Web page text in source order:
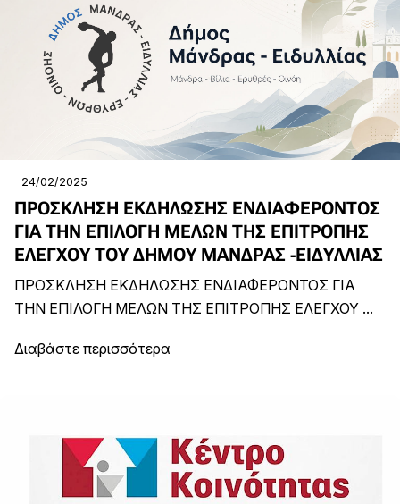
24/02/2025
ΠΡΟΣΚΛΗΣΗ ΕΚΔΗΛΩΣΗΣ ΕΝΔΙΑΦΕΡΟΝΤΟΣ
ΓΙΑ ΤΗΝ ΕΠΙΛΟΓΗ ΜΕΛΩΝ ΤΗΣ ΕΠΙΤΡΟΠΗΣ
ΕΛΕΓΧΟΥ ΤΟΥ ΔΗΜΟΥ ΜΑΝΔΡΑΣ -ΕΙΔΥΛΛΙΑΣ
ΠΡΟΣΚΛΗΣΗ ΕΚΔΗΛΩΣΗΣ ΕΝΔΙΑΦΕΡΟΝΤΟΣ ΓΙΑ
ΤΗΝ ΕΠΙΛΟΓΗ ΜΕΛΩΝ ΤΗΣ ΕΠΙΤΡΟΠΗΣ ΕΛΕΓΧΟΥ ...
Διαβάστε περισσότερα